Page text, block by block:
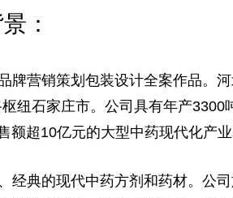
：
营销策划包装设计全案作品。
纽石家庄市。公司具有年产
超10亿元的大型中药现代化产业
典的现代中药方剂和药材。公